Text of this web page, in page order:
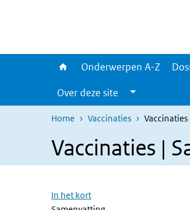
Onderwerpen A-Z
Over deze site
Home Vaccinaties
Vaccinaties |
Overslaan menu
In het kort